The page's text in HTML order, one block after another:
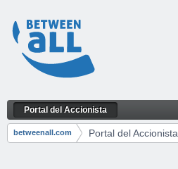
Saltar al contenido
Portal del Accionista
Navegación
Portal del Accionista
Camino de migas
betweenall.com Portal del Accionista